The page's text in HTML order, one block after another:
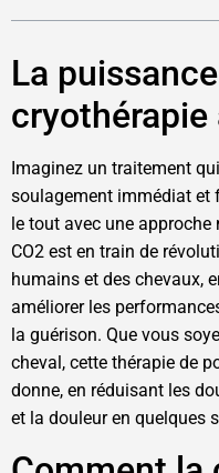
La
cryothérapie
Imaginez un traitement
soulagement immédiat et
le tout avec une
CO2 est en train de
humains et des chevaux,
améliorer les
la guérison. Que vous
cheval, cette thérapie de
donne, en réduisant les
et la douleur en quelques